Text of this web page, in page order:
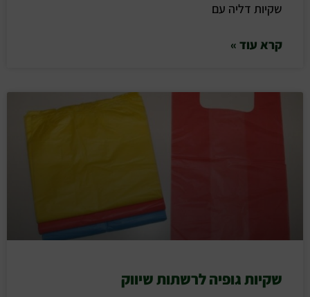
שקיות דליה עם
קרא עוד »
שקיות גופיה לרשתות שיווק